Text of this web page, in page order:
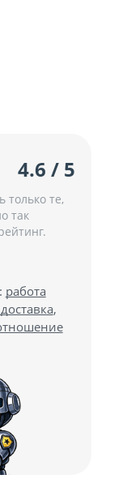
4.6 / 5
только те,
так
работа
,